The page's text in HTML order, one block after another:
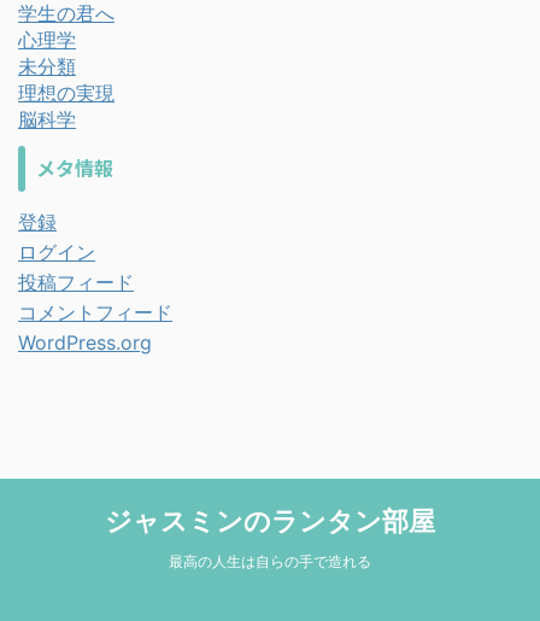
学生の君へ
心理学
未分類
理想の実現
脳科学
メタ情報
登録
ログイン
投稿フィード
コメントフィード
WordPress.org
ジャスミンのランタン部屋
最高の人生は自らの手で造れる